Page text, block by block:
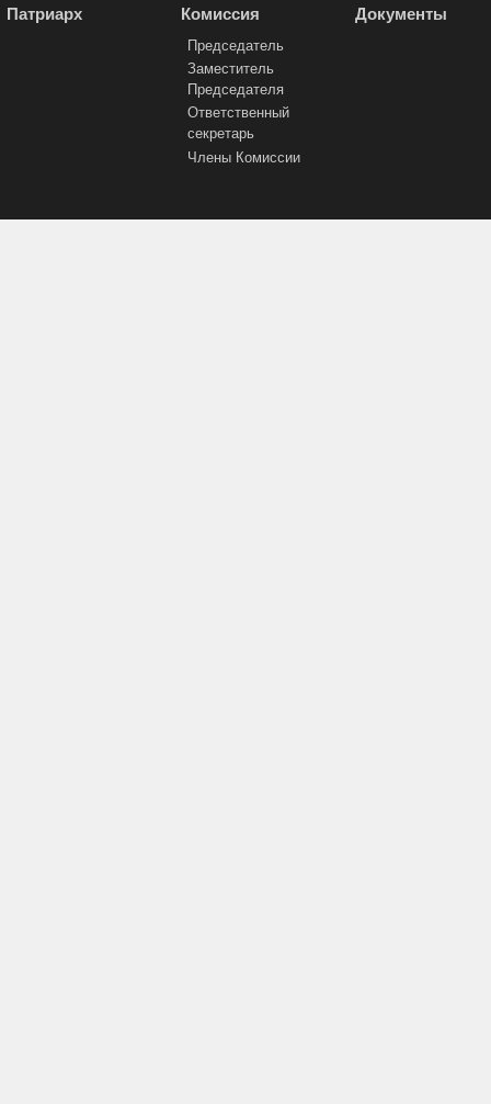
Патриарх Комиссия
Председатель
Заместитель
Председателя
Ответственный
секретарь
Члены Комиссии
Документы